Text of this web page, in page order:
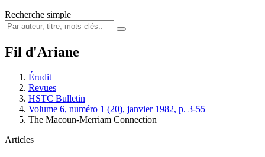
Recherche simple
Fil d'Ariane
Érudit
Revues
HSTC Bulletin
Volume 6, numéro 1 (20), janvier 1982, p. 3-55
The Macoun-Merriam Connection
Articles